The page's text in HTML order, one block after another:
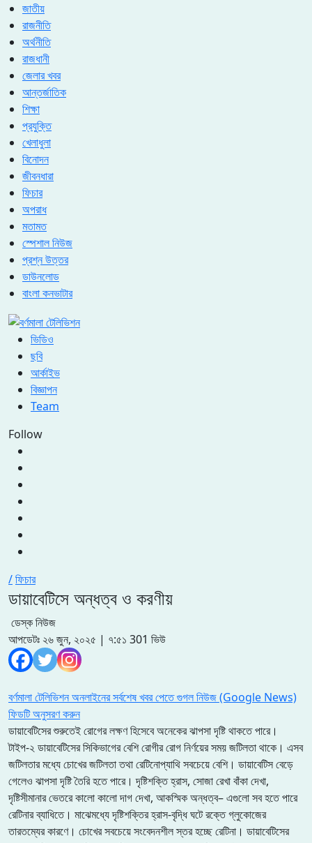
জাতীয়
রাজনীতি
অর্থনীতি
রাজধানী
জেলার খবর
আন্তর্জাতিক
শিক্ষা
প্রযুক্তি
খেলাধুলা
বিনোদন
জীবনধারা
ফিচার
অপরাধ
মতামত
স্পেশাল নিউজ
প্রশ্ন উত্তর
ডাউনলোড
বাংলা কনভাটার
ভিডিও
ছবি
আর্কাইভ
বিজ্ঞাপন
Team
Follow
/ফিচার
ডায়াবেটিসে অন্ধত্ব ও করণীয়
ডেস্ক নিউজ
আপডেটঃ ২৬ জুন, ২০২৫ | ৭:৫১ 301 ভিউ
বর্ণমালা টেলিভিশন অনলাইনের সর্বশেষ খবর পেতে গুগল নিউজ (Google News)
ফিডটি অনুসরণ করুন
ডায়াবেটিসের শুরুতেই রোগের লক্ষণ হিসেবে অনেকের ঝাপসা দৃষ্টি থাকতে পারে।
টাইপ-২ ডায়াবেটিসের সিকিভাগের বেশি রোগীর রোগ নির্ণয়ের সময় জটিলতা থাকে। এসব
জটিলতার মধ্যে চোখের জটিলতা তথা রেটিনোপ্যাথি সবচেয়ে বেশি। ডায়াবেটিস বেড়ে
গেলেও ঝাপসা দৃষ্টি তৈরি হতে পারে। দৃষ্টিশক্তি হ্রাস, সোজা রেখা বাঁকা দেখা,
দৃষ্টিসীমানার ভেতরে কালো কালো দাগ দেখা, আকস্মিক অন্ধত্ব– এগুলো সব হতে পারে
রেটিনার ব্যাধিতে। মাঝেমধ্যে দৃষ্টিশক্তির হ্রাস-বৃদ্ধি ঘটে রক্তে গ্লুকোজের
তারতম্যের কারণে। চোখের সবচেয়ে সংবেদনশীল স্তর হচ্ছে রেটিনা। ডায়াবেটিসের